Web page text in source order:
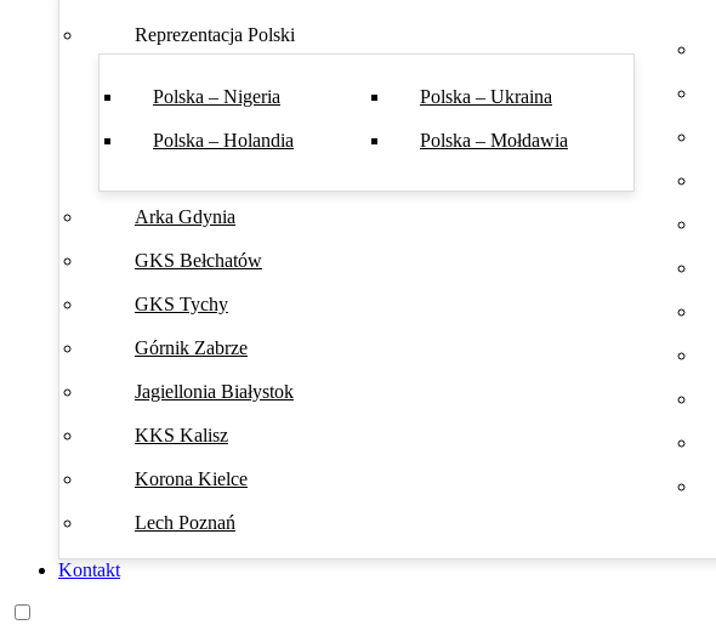
Reprezentacja Polski
Polska – Nigeria
Polska – Holandia
Polska – Ukraina
Polska – Mołdawia
Arka Gdynia
GKS Bełchatów
GKS Tychy
Górnik Zabrze
Jagiellonia Białystok
KKS Kalisz
Korona Kielce
Lech Poznań
Kontakt